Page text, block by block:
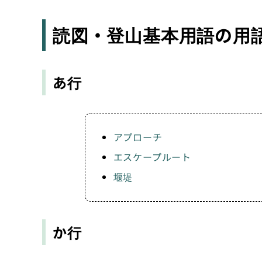
読図・登山基本用語の用
あ行
アプローチ
エスケープルート
堰堤
か行